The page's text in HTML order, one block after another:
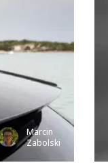
Marcin
Zabolski